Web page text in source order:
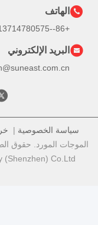
الهاتف
البريد الإلكتروني
سياسة الخصوصية|خريطة